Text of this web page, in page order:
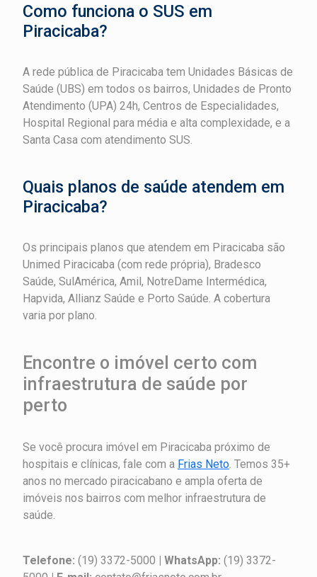
Como funciona o SUS em
Piracicaba?
A rede pública de Piracicaba tem Unidades Básicas de
Saúde (UBS) em todos os bairros, Unidades de Pronto
Atendimento (UPA) 24h, Centros de Especialidades,
Hospital Regional para média e alta complexidade, e a
Santa Casa com atendimento SUS.
Quais planos de saúde atendem em
Piracicaba?
Os principais planos que atendem em Piracicaba são
Unimed Piracicaba (com rede própria), Bradesco
Saúde, SulAmérica, Amil, NotreDame Intermédica,
Hapvida, Allianz Saúde e Porto Saúde. A cobertura
varia por plano.
Encontre o imóvel certo com
infraestrutura de saúde por
perto
Se você procura imóvel em Piracicaba próximo de
hospitais e clínicas, fale com a Frias Neto. Temos 35+
anos no mercado piracicabano e ampla oferta de
imóveis nos bairros com melhor infraestrutura de
saúde.
Telefone: (19) 3372-5000 | WhatsApp: (19) 3372-